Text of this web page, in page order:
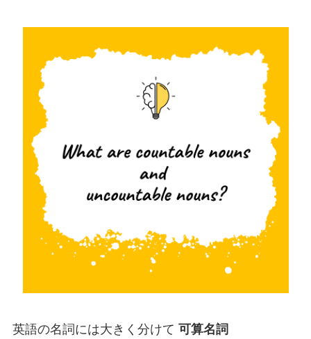
英語の名詞には大きく分けて 可算名詞